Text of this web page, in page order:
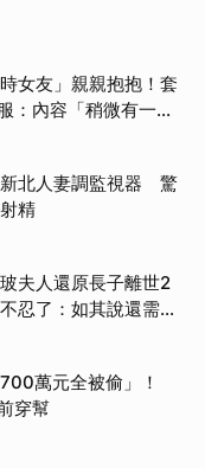
女友」親親抱抱！套
：內容「稍微有一點
北人妻調監視器 驚
精
夫人還原長子離世2
忍了：如其說還需要
萬元全被偷」！
穿幫